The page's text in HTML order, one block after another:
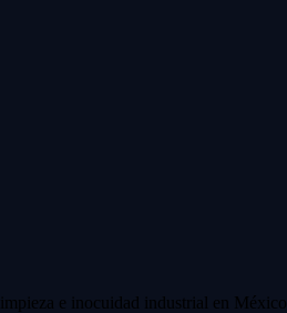
e inocuidad industrial en México.